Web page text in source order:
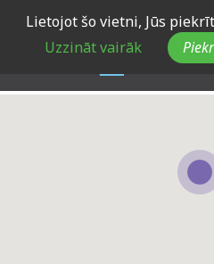
Lietojot šo vietni, Jūs
Uzzināt vairāk